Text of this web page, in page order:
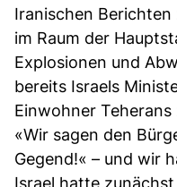
Iranischen
im Raum der
Explosionen und
bereits Israels
Einwohner
«Wir sagen den
Gegend!« – und wir
Israel hatte